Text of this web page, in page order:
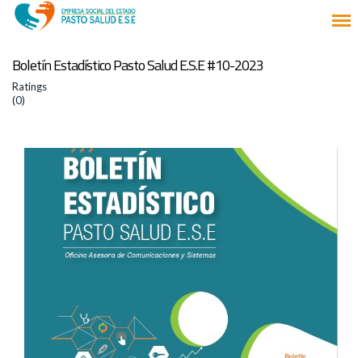
Boletín Estadístico Pasto Salud E.S.E #10-2023
Ratings
(0)